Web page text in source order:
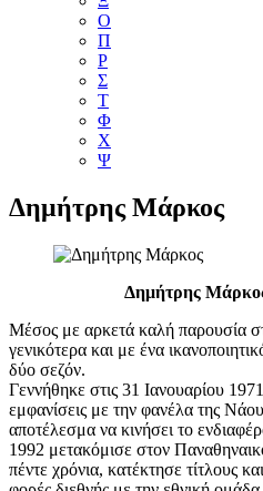
Ο
Π
Ρ
Σ
Τ
Φ
Χ
Ψ
Δημήτρης Μάρκος
Δημήτρης
Μέσος με αρκετά καλή παρουσία
γενικότερα και με ένα
δύο σεζόν.
Γεννήθηκε στις 31 Ιανουαρίου
εμφανίσεις με την φανέλα της
αποτέλεσμα να κινήσει το
1992 μετακόμισε στον
πέντε χρόνια, κατέκτησε τίτλους